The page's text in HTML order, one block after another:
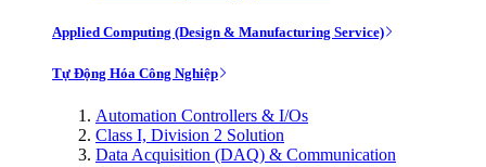
Applied Computing (Design & Manufacturing Service)
Tự Động Hóa Công Nghiệp
Automation Controllers & I/Os
Class I, Division 2 Solution
Data Acquisition (DAQ) & Communication